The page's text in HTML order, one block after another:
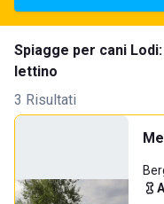
Spiagge per cani
lettino
3 Risultati